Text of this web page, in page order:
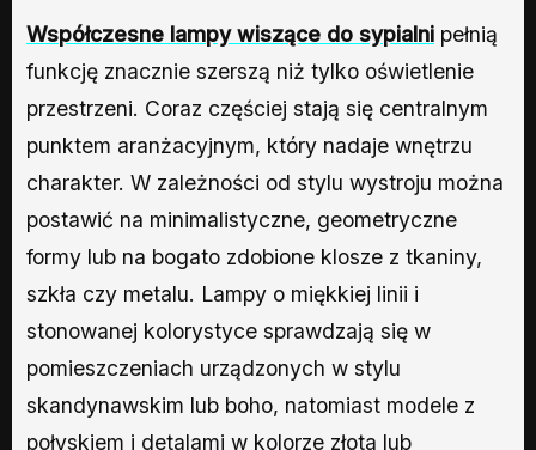
Współczesne lampy wiszące do sypialni pełnią
funkcję znacznie szerszą niż tylko oświetlenie
przestrzeni. Coraz częściej stają się centralnym
punktem aranżacyjnym, który nadaje wnętrzu
charakter. W zależności od stylu wystroju można
postawić na minimalistyczne, geometryczne
formy lub na bogato zdobione klosze z tkaniny,
szkła czy metalu. Lampy o miękkiej linii i
stonowanej kolorystyce sprawdzają się w
pomieszczeniach urządzonych w stylu
skandynawskim lub boho, natomiast modele z
połyskiem i detalami w kolorze złota lub